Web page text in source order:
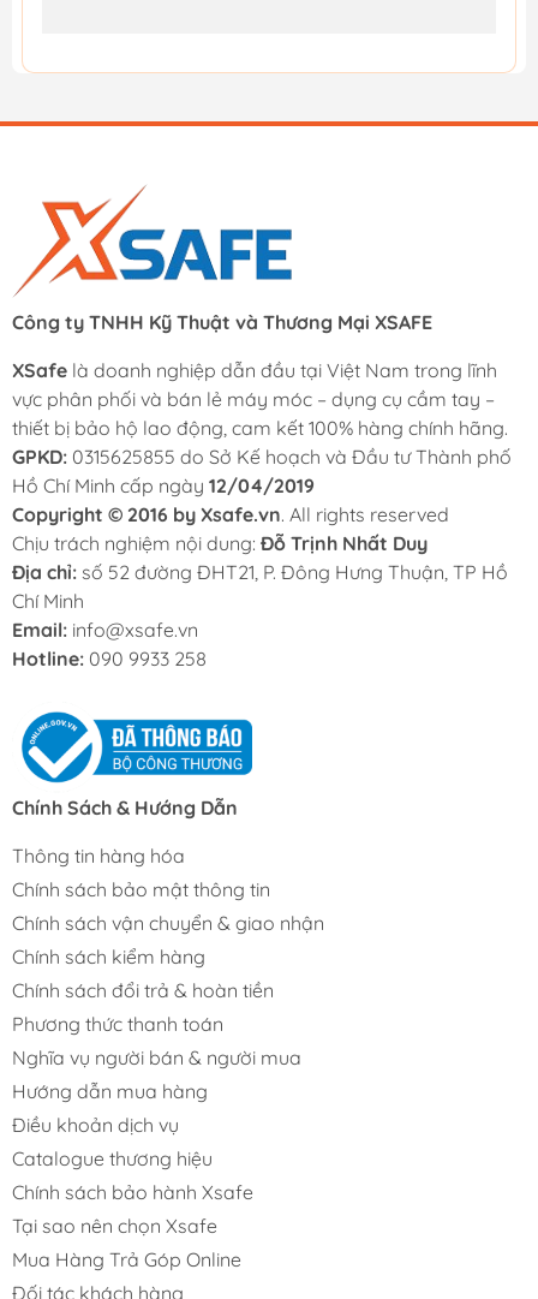
Công ty TNHH Kỹ Thuật và Thương Mại XSAFE
XSafe là doanh nghiệp dẫn đầu tại Việt Nam trong lĩnh
vực phân phối và bán lẻ máy móc – dụng cụ cầm tay –
thiết bị bảo hộ lao động, cam kết 100% hàng chính hãng.
GPKD: 0315625855 do Sở Kế hoạch và Đầu tư Thành phố
Hồ Chí Minh cấp ngày 12/04/2019
Copyright © 2016 by Xsafe.vn. All rights reserved
Chịu trách nghiệm nội dung: Đỗ Trịnh Nhất Duy
Địa chỉ: số 52 đường ĐHT21, P. Đông Hưng Thuận, TP Hồ
Chí Minh
Email: info@xsafe.vn
Hotline: 090 9933 258
Chính Sách & Hướng Dẫn
Thông tin hàng hóa
Chính sách bảo mật thông tin
Chính sách vận chuyển & giao nhận
Chính sách kiểm hàng
Chính sách đổi trả & hoàn tiền
Phương thức thanh toán
Nghĩa vụ người bán & người mua
Hướng dẫn mua hàng
Điều khoản dịch vụ
Catalogue thương hiệu
Chính sách bảo hành Xsafe
Tại sao nên chọn Xsafe
Mua Hàng Trả Góp Online
Đối tác khách hàng